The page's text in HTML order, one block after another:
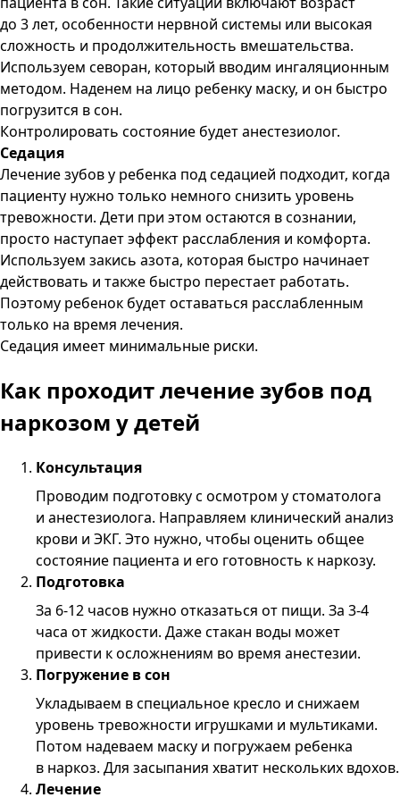
до 3 лет, особенности нервной системы или высокая
сложность и продолжительность вмешательства.
Используем севоран, который вводим ингаляционным
методом. Наденем на лицо ребенку маску, и он быстро
погрузится в сон.
Контролировать состояние будет анестезиолог.
Седация
Лечение зубов у ребенка под седацией подходит, когда
пациенту нужно только немного снизить уровень
тревожности. Дети при этом остаются в сознании,
просто наступает эффект расслабления и комфорта.
Используем закись азота, которая быстро начинает
действовать и также быстро перестает работать.
Поэтому ребенок будет оставаться расслабленным
только на время лечения.
Седация имеет минимальные риски.
Как проходит лечение зубов под
наркозом у детей
Консультация
Проводим подготовку с осмотром у стоматолога
и анестезиолога. Направляем клинический анализ
крови и ЭКГ. Это нужно, чтобы оценить общее
состояние пациента и его готовность к наркозу.
Подготовка
За 6-12 часов нужно отказаться от пищи. За 3-4
часа от жидкости. Даже стакан воды может
привести к осложнениям во время анестезии.
Погружение в сон
Укладываем в специальное кресло и снижаем
уровень тревожности игрушками и мультиками.
Потом надеваем маску и погружаем ребенка
в наркоз. Для засыпания хватит нескольких вдохов.
Лечение